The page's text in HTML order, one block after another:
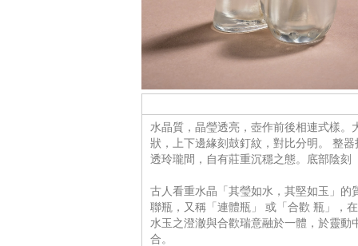
水晶質，晶瑩透亮，壺作前後相連式樣
狀，上下邊緣刻鼓釘紋，對比分明。 整
透玲瓏間，自有莊重沉穩之態。底部陰
古人看重水晶「其瑩如水，其堅如玉」
聯瓶，又稱「連體瓶」 或「合歡 瓶」，
水玉之澄澈與合歡瑞意融於一體，於靈
合。